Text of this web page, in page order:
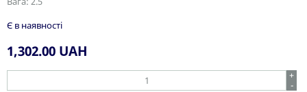
Є в наявності
1,302.00 UAH
+
-